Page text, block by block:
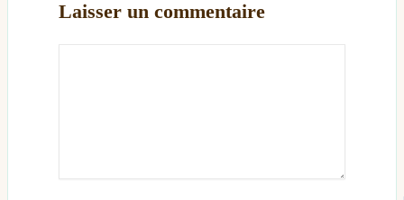
Laisser un commentaire